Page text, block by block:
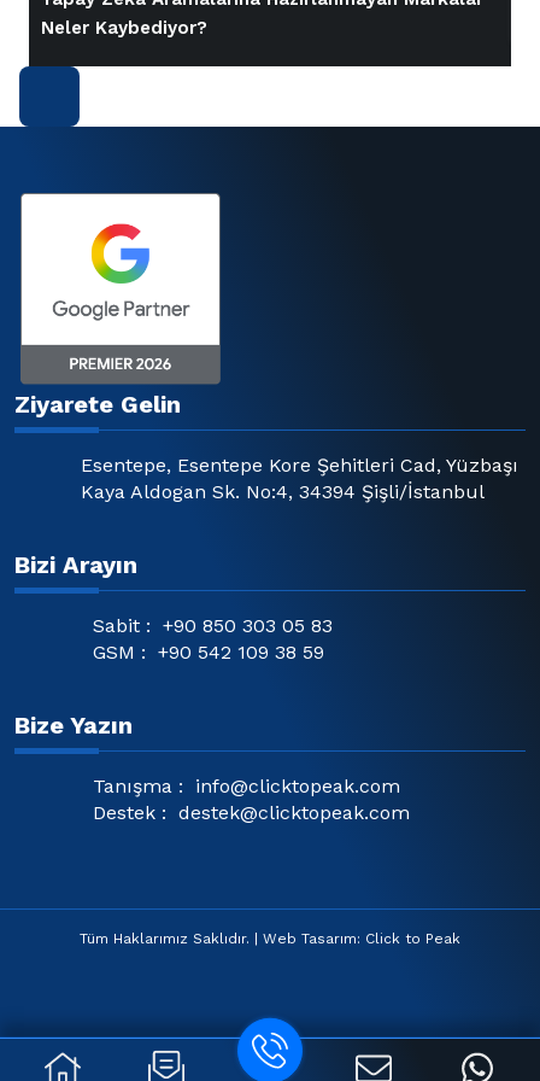
Neler Kaybediyor?
Ziyarete Gelin
Esentepe, Esentepe Kore Şehitleri Cad, Yüzbaşı
Kaya Aldogan Sk. No:4, 34394 Şişli/İstanbul
Bizi Arayın
Sabit : +90 850 303 05 83
GSM : +90 542 109 38 59
Bize Yazın
Tanışma :
info@clicktopeak.com
Destek : destek@clicktopeak.com
Tüm Haklarımız Saklıdır. | Web Tasarım: Click to Peak